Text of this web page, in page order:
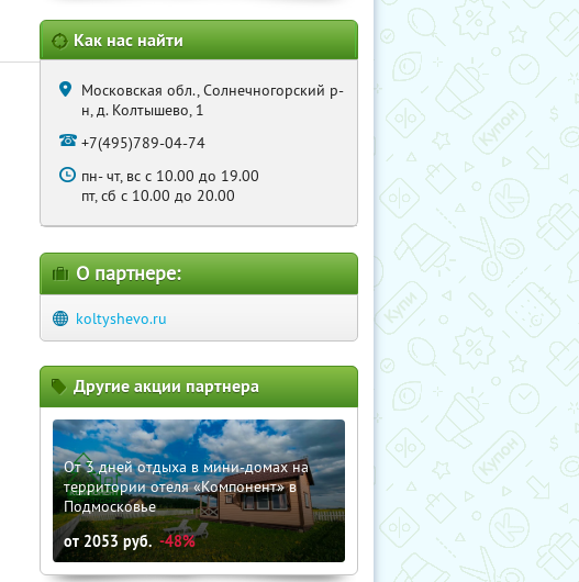
Как нас найти
Московская обл., Солнечногорский р-
н, д. Колтышево, 1
+7(495)789-04-74
пн- чт, вс с 10.00 до 19.00
пт, сб с 10.00 до 20.00
О партнере:
koltyshevo.ru
Другие акции партнера
От 3 дней отдыха в мини-домах на
территории отеля «Компонент» в
Подмосковье
от2053руб. -48%